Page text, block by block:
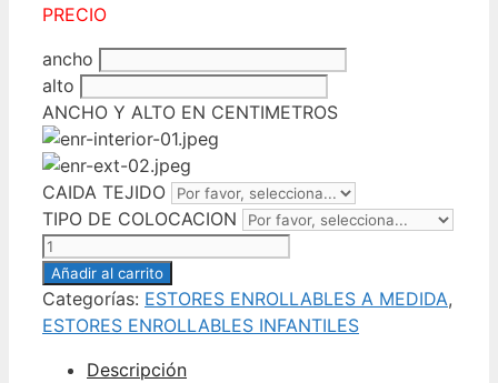
PRECIO
ancho
alto
ANCHO Y ALTO EN CENTIMETROS
CAIDA TEJIDO
TIPO DE COLOCACION
ESTOR
ENROLLABLE
ELEFANTE
GLOBO
Añadir al carrito
Categorías: ESTORES ENROLLABLES A MEDIDA,
ESTORES ENROLLABLES INFANTILES
Descripción